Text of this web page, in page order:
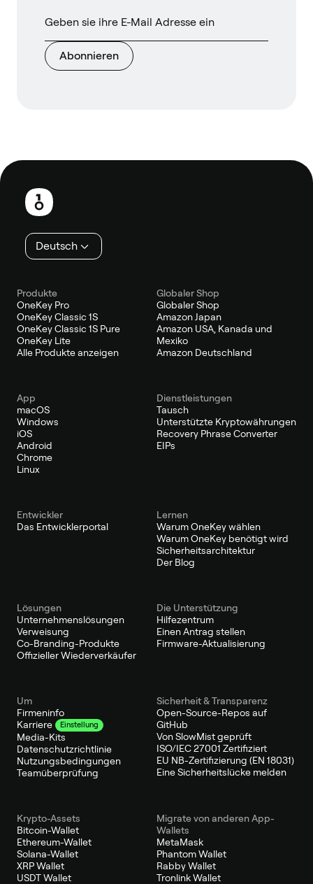
Abonnieren
Fußzeile
Deutsch
Produkte
OneKey Pro
OneKey Classic 1S
OneKey Classic 1S Pure
OneKey Lite
Alle Produkte anzeigen
Globaler Shop
Globaler Shop
Amazon Japan
Amazon USA, Kanada und
Mexiko
Amazon Deutschland
App
macOS
Windows
iOS
Android
Chrome
Linux
Dienstleistungen
Tausch
Unterstützte Kryptowährungen
Recovery Phrase Converter
EIPs
Entwickler
Das Entwicklerportal
Lernen
Warum OneKey wählen
Warum OneKey benötigt wird
Sicherheitsarchitektur
Der Blog
Lösungen
Unternehmenslösungen
Verweisung
Co-Branding-Produkte
Offizieller Wiederverkäufer
Die Unterstützung
Hilfezentrum
Einen Antrag stellen
Firmware-Aktualisierung
Um
Firmeninfo
Karriere
Einstellung
Media-Kits
Datenschutzrichtlinie
Nutzungsbedingungen
Teamüberprüfung
Sicherheit & Transparenz
Open-Source-Repos auf
GitHub
Von SlowMist geprüft
ISO/IEC 27001 Zertifiziert
EU NB-Zertifizierung (EN 18031)
Eine Sicherheitslücke melden
Krypto-Assets
Bitcoin-Wallet
Ethereum-Wallet
Solana-Wallet
XRP Wallet
USDT Wallet
Migrate von anderen App-
Wallets
MetaMask
Phantom Wallet
Rabby Wallet
Tronlink Wallet